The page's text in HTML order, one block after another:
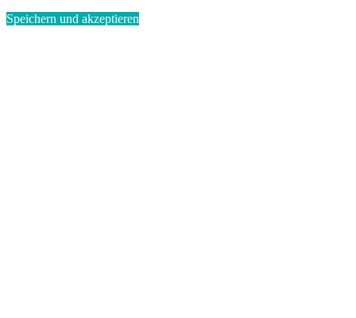
Speichern und akzeptieren